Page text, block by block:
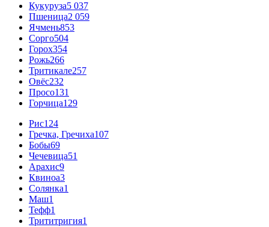
Кукуруза5 037
Пшеница2 059
Ячмень853
Сорго504
Горох354
Рожь266
Тритикале257
Овёс232
Просо131
Горчица129
Рис124
Гречка, Гречиха107
Бобы69
Чечевица51
Арахис9
Квиноа3
Солянка1
Маш1
Тефф1
Трититригия1